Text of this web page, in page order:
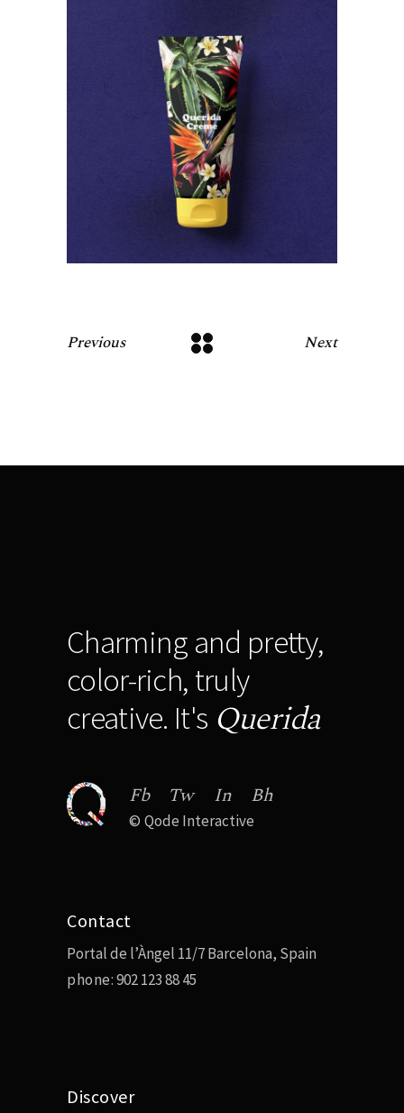
Previous Next
Charming and pretty,
color-rich, truly
creative. It's Querida
Fb Tw In Bh
© Qode Interactive
Contact
Portal de l’Àngel 11/7 Barcelona, Spain
phone:902 123 88 45
Discover